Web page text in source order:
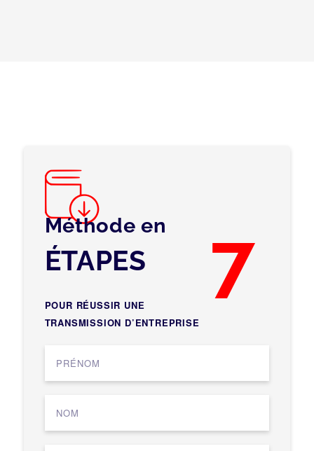
Méthode en 7
ÉTAPES
POUR RÉUSSIR UNE
TRANSMISSION D’ENTREPRISE